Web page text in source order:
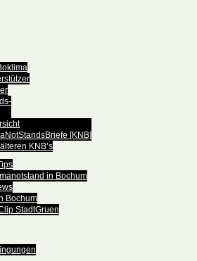
[KNB]
KNB’s
in Bochum
Bochum
StadtGruen